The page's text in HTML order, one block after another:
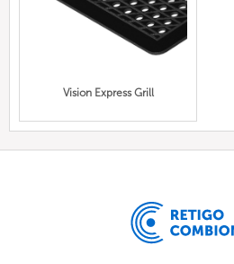
Vision Express Grill